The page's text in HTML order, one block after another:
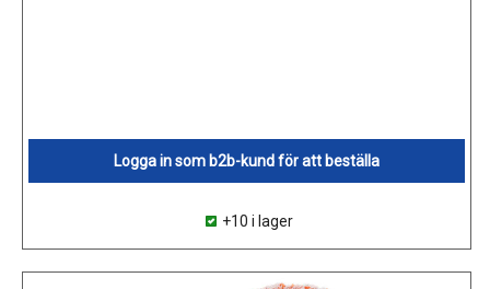
Logga in som b2b-kund för att beställa
+10 i lager